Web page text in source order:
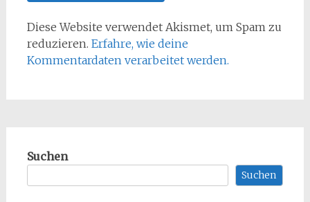
Diese Website verwendet Akismet, um Spam zu
reduzieren. Erfahre, wie deine
Kommentardaten verarbeitet werden.
Suchen
Suchen